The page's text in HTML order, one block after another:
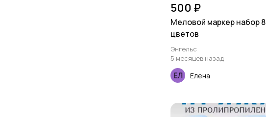
500 ₽
Меловой маркер набор 8
цветов
Энгельс
5 месяцев назад
Елена